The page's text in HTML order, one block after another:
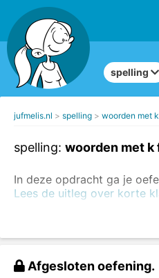
spelling
jufmelis.nl spelling woorden met
spelling: woorden met k
In deze opdracht ga je
Lees de uitleg over korte
Je oefent woorden met één
Afgesloten oefening.